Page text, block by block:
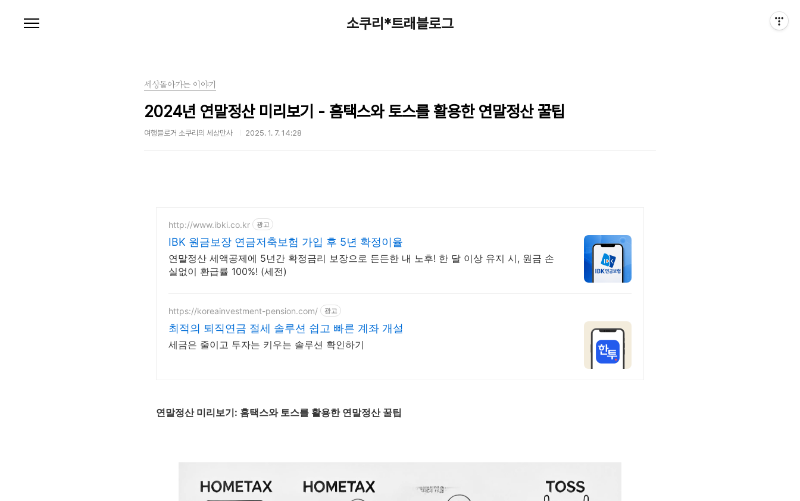
소쿠리*트래블로그
세상돌아가는 이야기
2024년 연말정산 미리보기 - 홈택스와 토스를 활용한 연말정산 꿀팁
여행블로거 소쿠리의 세상만사 2025. 1. 7. 14:28
http://www.ibki.co.kr 광고
IBK 원금보장 연금저축보험 가입 후 5년 확정이율
연말정산 세액공제에 5년간 확정금리 보장으로 든든한 내 노후! 한 달 이상 유지 시, 원금 손
실없이 환급률 100%! (세전)
https://koreainvestment-pension.com/ 광고
최적의 퇴직연금 절세 솔루션 쉽고 빠른 계좌 개설
세금은 줄이고 투자는 키우는 솔루션 확인하기
연말정산 미리보기: 홈택스와 토스를 활용한 연말정산 꿀팁